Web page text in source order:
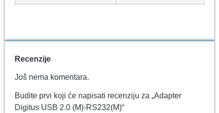
Recenzije
Još nema komentara.
Budite prvi koji će napisati recenziju za „Adapter
Digitus USB 2.0 (M)-RS232(M)“